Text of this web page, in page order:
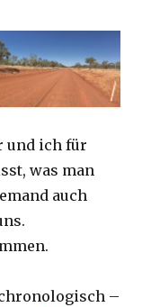
und ich für
was man
auch
–